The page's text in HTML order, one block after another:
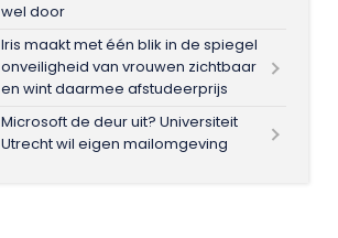
wel door
Iris maakt met één blik in de spiegel
onveiligheid van vrouwen zichtbaar
en wint daarmee afstudeerprijs
Microsoft de deur uit? Universiteit
Utrecht wil eigen mailomgeving